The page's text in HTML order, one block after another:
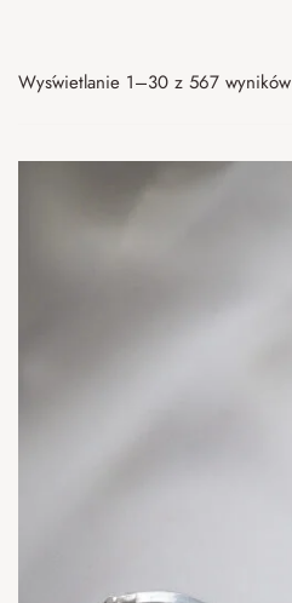
Wyświetlanie 1–30 z 567 wyników